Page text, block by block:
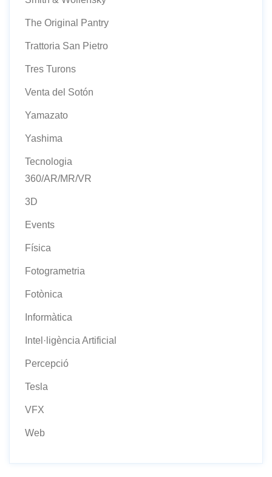
The Original Pantry
Trattoria San Pietro
Tres Turons
Venta del Sotón
Yamazato
Yashima
Tecnologia
360/AR/MR/VR
3D
Events
Física
Fotogrametria
Fotònica
Informàtica
Intel·ligència Artificial
Percepció
Tesla
VFX
Web